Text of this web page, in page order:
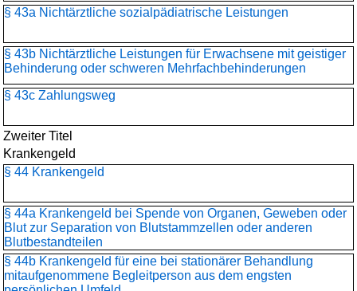
§ 43a Nichtärztliche sozialpädiatrische Leistungen
§ 43b Nichtärztliche Leistungen für Erwachsene mit geistiger
Behinderung oder schweren Mehrfachbehinderungen
§ 43c Zahlungsweg
Zweiter Titel
Krankengeld
§ 44 Krankengeld
§ 44a Krankengeld bei Spende von Organen, Geweben oder
Blut zur Separation von Blutstammzellen oder anderen
Blutbestandteilen
§ 44b Krankengeld für eine bei stationärer Behandlung
mitaufgenommene Begleitperson aus dem engsten